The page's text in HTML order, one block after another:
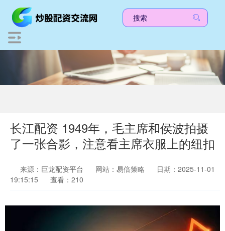
长江配资 1949年，毛主席和侯波拍摄
了一张合影，注意看主席衣服上的纽扣
来源：巨龙配资平台 网站：易倍策略
日期：2025-11-01
19:15:15
查看：210